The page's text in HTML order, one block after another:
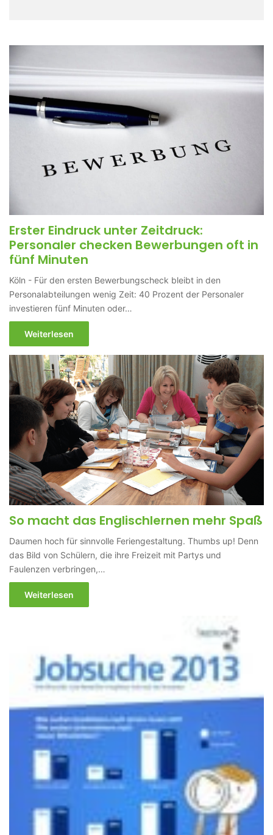
Erster Eindruck unter Zeitdruck:
Personaler checken Bewerbungen oft in
fünf Minuten
Köln - Für den ersten Bewerbungscheck bleibt in den
Personalabteilungen wenig Zeit: 40 Prozent der Personaler
investieren fünf Minuten oder…
Weiterlesen
So macht das Englischlernen mehr Spaß
Daumen hoch für sinnvolle Feriengestaltung. Thumbs up! Denn
das Bild von Schülern, die ihre Freizeit mit Partys und
Faulenzen verbringen,…
Weiterlesen